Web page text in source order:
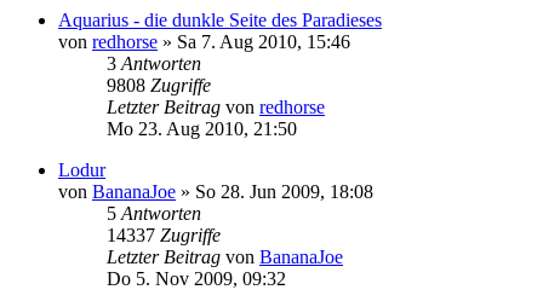
Aquarius - die dunkle Seite des Paradieses
von redhorse » Sa 7. Aug 2010, 15:46
3 Antworten
9808 Zugriffe
Letzter Beitrag von redhorse
Mo 23. Aug 2010, 21:50
Lodur
von BananaJoe » So 28. Jun 2009, 18:08
5 Antworten
14337 Zugriffe
Letzter Beitrag von BananaJoe
Do 5. Nov 2009, 09:32